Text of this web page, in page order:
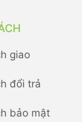
giao
đổi trả
bảo mật